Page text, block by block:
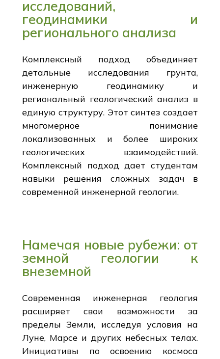
исследований,
геодинамики и
регионального анализа
Комплексный подход объединяет
детальные исследования грунта,
инженерную геодинамику и
региональный геологический анализ в
единую структуру. Этот синтез создает
многомерное понимание
локализованных и более широких
геологических взаимодействий.
Комплексный подход дает студентам
навыки решения сложных задач в
современной инженерной геологии.
Намечая новые рубежи: от
земной геологии к
внеземной
Современная инженерная геология
расширяет свои возможности за
пределы Земли, исследуя условия на
Луне, Марсе и других небесных телах.
Инициативы по освоению космоса